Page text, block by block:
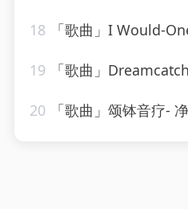
18 「歌曲」I Would-
19 「歌曲」Dreamcatcher-Bahramji、
20 「歌曲」颂钵音疗- 净化